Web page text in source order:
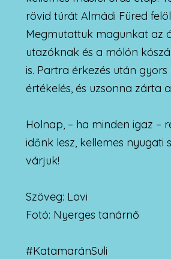
rövid túrát Almádi Füred
Megmutattuk magunkat az
utazóknak és a mólón
is. Partra érkezés után gyors
értékelés, és uzsonna zárta
Holnap, – ha minden igaz –
időnk lesz, kellemes nyugati
várjuk!
Szöveg: Lovi
Fotó: Nyerges tanárnő
#KatamaránSuli